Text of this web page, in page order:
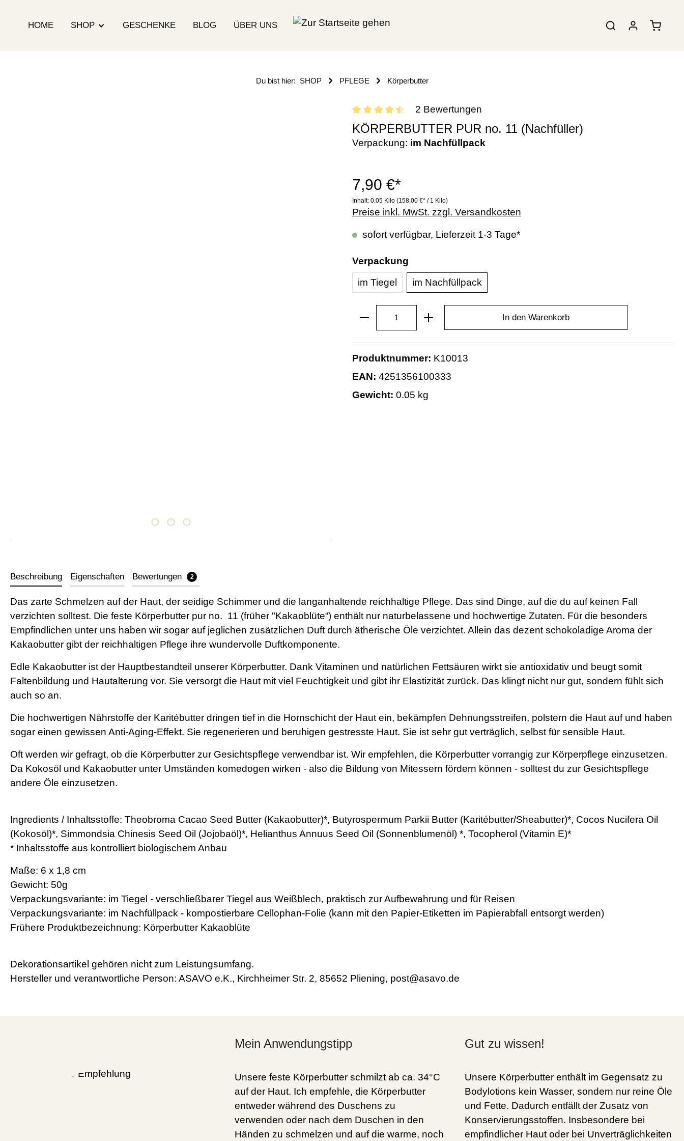
HOME SHOP GESCHENKE BLOG ÜBER UNS
Du bist hier: SHOP PFLEGE Körperbutter
2 Bewertungen
KÖRPERBUTTER PUR no. 11 (Nachfüller)
Verpackung: im Nachfüllpack
7,90 €*
Inhalt: 0.05 Kilo (158,00 €* / 1 Kilo)
Preise inkl. MwSt. zzgl. Versandkosten
sofort verfügbar, Lieferzeit 1-3 Tage*
Verpackung
im Tiegel
im Nachfüllpack
In den Warenkorb
Produktnummer: K10013
EAN: 4251356100333
Gewicht: 0.05 kg
Beschreibung Eigenschaften Bewertungen 2
Das zarte Schmelzen auf der Haut, der seidige Schimmer und die langanhaltende reichhaltige Pflege. Das sind Dinge, auf die du auf keinen Fall
verzichten solltest. Die feste Körperbutter pur no. 11 (früher "Kakaoblüte“) enthält nur naturbelassene und hochwertige Zutaten. Für die besonders
Empfindlichen unter uns haben wir sogar auf jeglichen zusätzlichen Duft durch ätherische Öle verzichtet. Allein das dezent schokoladige Aroma der
Kakaobutter gibt der reichhaltigen Pflege ihre wundervolle Duftkomponente.
Edle Kakaobutter ist der Hauptbestandteil unserer Körperbutter. Dank Vitaminen und natürlichen Fettsäuren wirkt sie antioxidativ und beugt somit
Faltenbildung und Hautalterung vor. Sie versorgt die Haut mit viel Feuchtigkeit und gibt ihr Elastizität zurück. Das klingt nicht nur gut, sondern fühlt sich
auch so an.
Die hochwertigen Nährstoffe der Karitébutter dringen tief in die Hornschicht der Haut ein, bekämpfen Dehnungsstreifen, polstern die Haut auf und haben
sogar einen gewissen Anti-Aging-Effekt. Sie regenerieren und beruhigen gestresste Haut. Sie ist sehr gut verträglich, selbst für sensible Haut.
Oft werden wir gefragt, ob die Körperbutter zur Gesichtspflege verwendbar ist. Wir empfehlen, die Körperbutter vorrangig zur Körperpflege einzusetzen.
Da Kokosöl und Kakaobutter unter Umständen komedogen wirken - also die Bildung von Mitessern fördern können - solltest du zur Gesichtspflege
andere Öle einzusetzen.
Ingredients / Inhaltsstoffe: Theobroma Cacao Seed Butter (Kakaobutter)*, Butyrospermum Parkii Butter (Karitébutter/Sheabutter)*, Cocos Nucifera Oil
(Kokosöl)*, Simmondsia Chinesis Seed Oil (Jojobaöl)*, Helianthus Annuus Seed Oil (Sonnenblumenöl) *, Tocopherol (Vitamin E)*
* Inhaltsstoffe aus kontrolliert biologischem Anbau
Maße: 6 x 1,8 cm
Gewicht: 50g
Verpackungsvariante: im Tiegel - verschließbarer Tiegel aus Weißblech, praktisch zur Aufbewahrung und für Reisen
Verpackungsvariante: im Nachfüllpack - kompostierbare Cellophan-Folie (kann mit den Papier-Etiketten im Papierabfall entsorgt werden)
Frühere Produktbezeichnung: Körperbutter Kakaoblüte
Dekorationsartikel gehören nicht zum Leistungsumfang.
Hersteller und verantwortliche Person: ASAVO e.K., Kirchheimer Str. 2, 85652 Pliening, post@asavo.de
Mein Anwendungstipp
Unsere feste Körperbutter schmilzt ab ca. 34°C
auf der Haut. Ich empfehle, die Körperbutter
entweder während des Duschens zu
verwenden oder nach dem Duschen in den
Händen zu schmelzen und auf die warme, noch
Gut zu wissen!
Unsere Körperbutter enthält im Gegensatz zu
Bodylotions kein Wasser, sondern nur reine Öle
und Fette. Dadurch entfällt der Zusatz von
Konservierungsstoffen. Insbesondere bei
empfindlicher Haut oder bei Unverträglichkeiten